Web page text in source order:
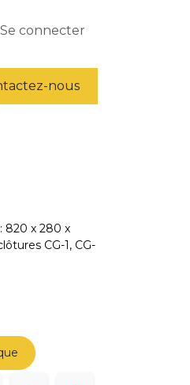
Se connecter
nous
820 x 280 x
CG-1, CG-